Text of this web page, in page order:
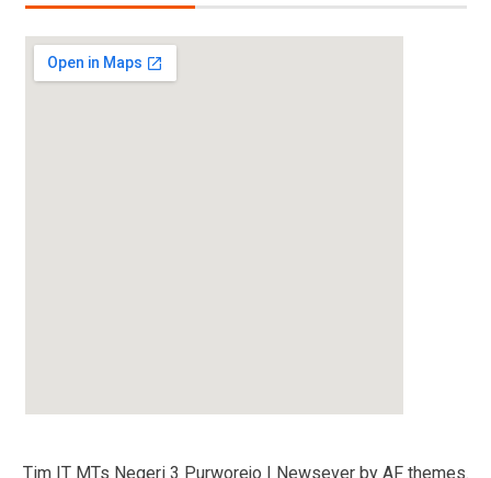
Tim IT MTs Negeri 3 Purworejo
Newseverby AF themes.